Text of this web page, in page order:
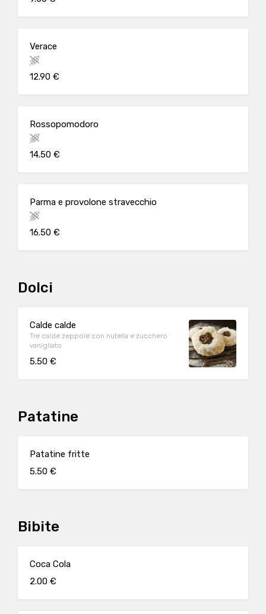
Verace
12.90 €
Rossopomodoro
14.50 €
Parma e provolone stravecchio
16.50 €
Dolci
Calde calde
Tre calde zeppole con nutella e zucchero
vanigliato
5.50 €
Patatine
Patatine fritte
5.50 €
Bibite
Coca Cola
2.00 €